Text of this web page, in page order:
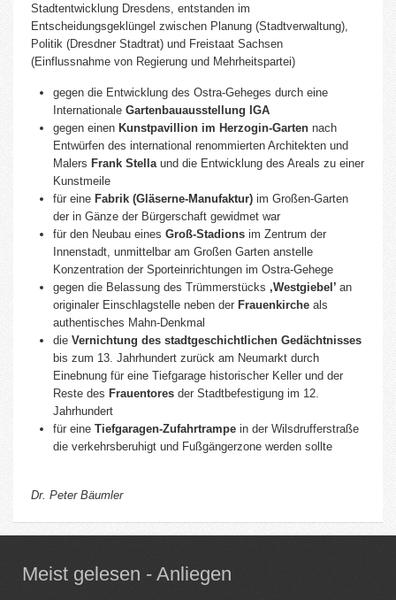
Stadtentwicklung Dresdens, entstanden im
Entscheidungsgeklüngel zwischen Planung (Stadtverwaltung),
Politik (Dresdner Stadtrat) und Freistaat Sachsen
(Einflussnahme von Regierung und Mehrheitspartei)
gegen die Entwicklung des Ostra-Geheges durch eine
Internationale Gartenbauausstellung IGA
gegen einen Kunstpavillion im Herzogin-Garten nach
Entwürfen des international renommierten Architekten und
Malers Frank Stella und die Entwicklung des Areals zu einer
Kunstmeile
für eine Fabrik (Gläserne-Manufaktur) im Großen-Garten
der in Gänze der Bürgerschaft gewidmet war
für den Neubau eines Groß-Stadions im Zentrum der
Innenstadt, unmittelbar am Großen Garten anstelle
Konzentration der Sporteinrichtungen im Ostra-Gehege
gegen die Belassung des Trümmerstücks ‚Westgiebel’ an
originaler Einschlagstelle neben der Frauenkirche als
authentisches Mahn-Denkmal
die Vernichtung des stadtgeschichtlichen Gedächtnisses
bis zum 13. Jahrhundert zurück am Neumarkt durch
Einebnung für eine Tiefgarage historischer Keller und der
Reste des Frauentores der Stadtbefestigung im 12.
Jahrhundert
für eine Tiefgaragen-Zufahrtrampe in der Wilsdrufferstraße
die verkehrsberuhigt und Fußgängerzone werden sollte
Dr. Peter Bäumler
Meist gelesen - Anliegen